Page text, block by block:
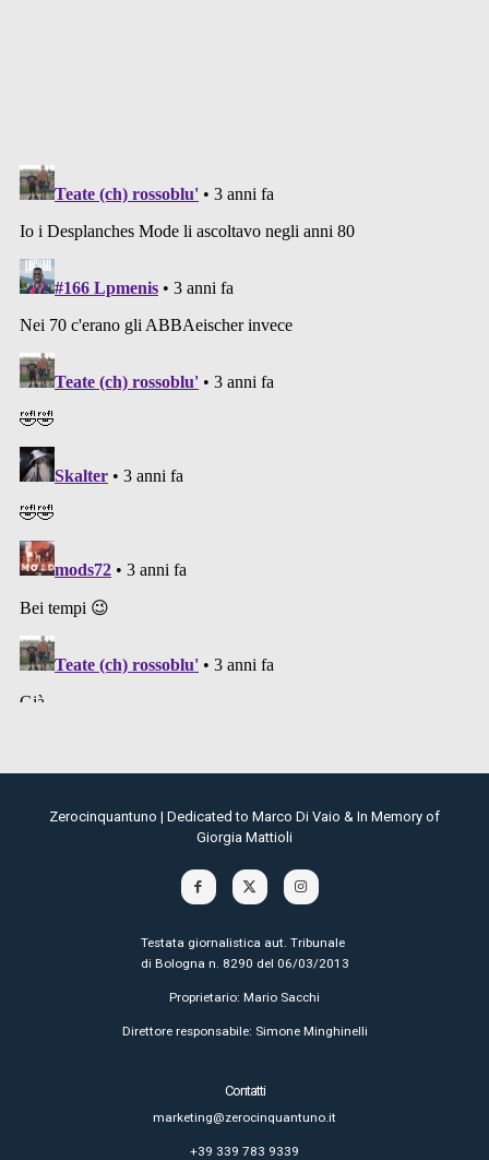
Zerocinquantuno | Dedicated to Marco Di Vaio & In Memory of
Giorgia Mattioli
Testata giornalistica aut. Tribunale
di Bologna n. 8290 del 06/03/2013
Proprietario: Mario Sacchi
Direttore responsabile: Simone Minghinelli
Contatti
marketing@zerocinquantuno.it
+39 339 783 9339